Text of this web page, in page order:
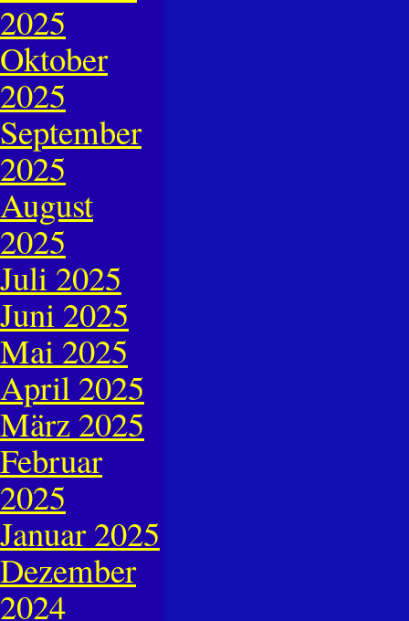
2025
Oktober
2025
September
2025
August
2025
Juli 2025
Juni 2025
Mai 2025
April 2025
März 2025
Februar
2025
Januar 2025
Dezember
2024